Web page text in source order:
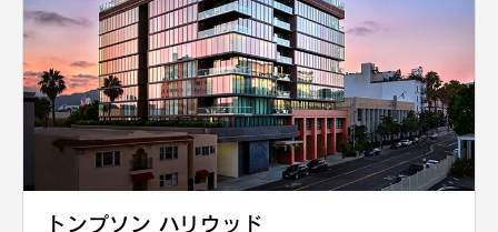
トンプソン ハリウッド